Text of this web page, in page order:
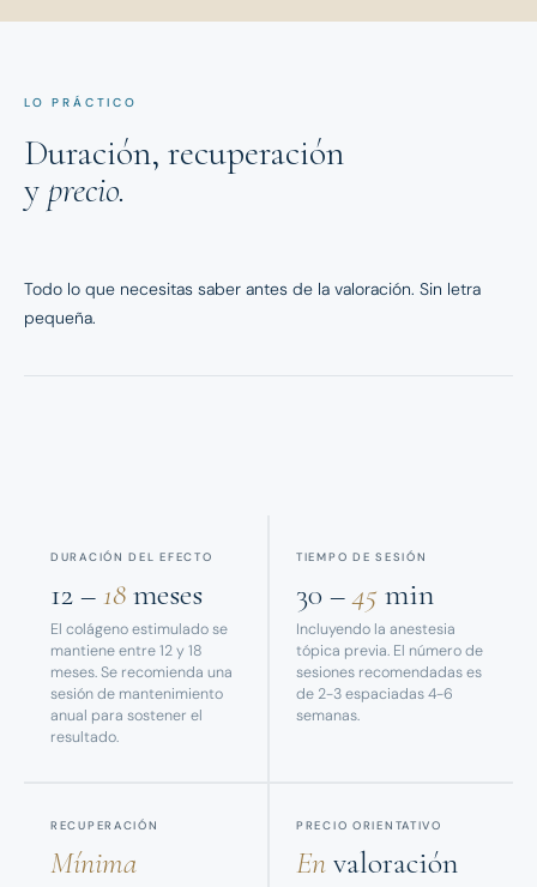
LO PRÁCTICO
Duración, recuperación
y precio.
Todo lo que necesitas saber antes de la valoración. Sin letra
pequeña.
DURACIÓN DEL EFECTO
12 –18meses
El colágeno estimulado se
mantiene entre 12 y 18
meses. Se recomienda una
sesión de mantenimiento
anual para sostener el
resultado.
TIEMPO DE SESIÓN
30 –45min
Incluyendo la anestesia
tópica previa. El número de
sesiones recomendadas es
de 2-3 espaciadas 4-6
semanas.
RECUPERACIÓN
Mínima
PRECIO ORIENTATIVO
Envaloración